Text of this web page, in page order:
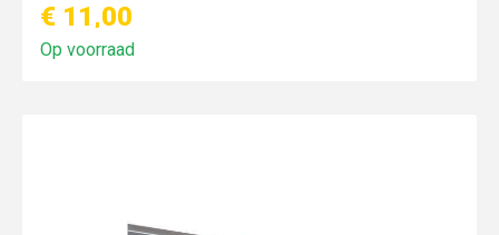
€ 11,00
Op voorraad